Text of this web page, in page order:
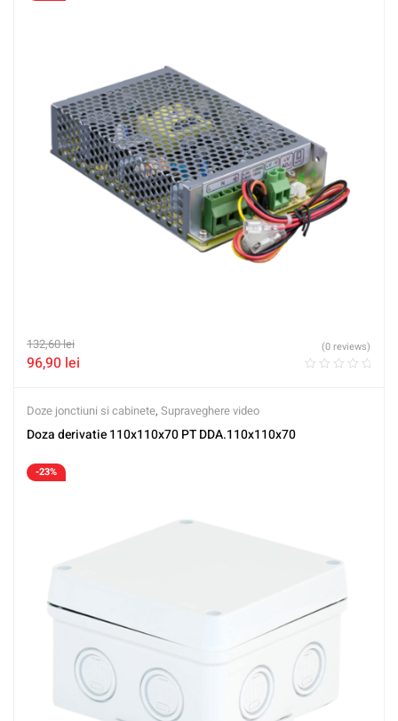
132,60lei
96,90 lei
(0 reviews)
Doze jonctiuni si cabinete, Supraveghere video
Doza derivatie 110x110x70 PT DDA.110x110x70
-23%